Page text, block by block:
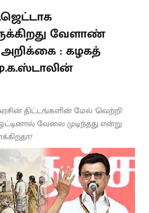
வேளாண்
அறிக்கை : கழகத்
திட்டங்களின் மேல் 'வெற்றி'
வேலை முடிந்தது என்று